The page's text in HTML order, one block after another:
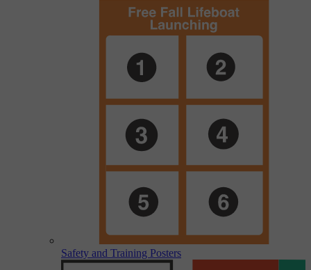
Safety and Training Posters